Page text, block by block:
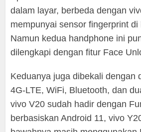
dalam layar, berbeda dengan
mempunyai sensor fingerprint
Namun kedua handphone ini
dilengkapi dengan fitur Face
Keduanya juga dibekali dengan
4G-LTE, WiFi, Bluetooth, dan
vivo V20 sudah hadir dengan
berbasiskan Android 11, vivo